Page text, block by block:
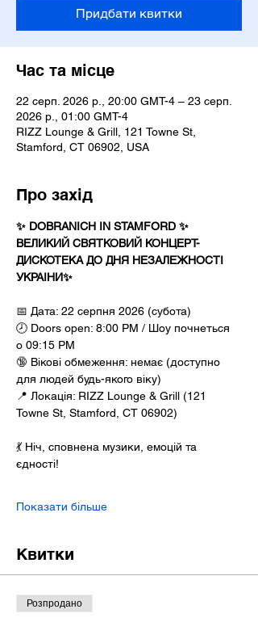
Придбати квитки
Час та місце
22 серп. 2026 р., 20:00 GMT-4 – 23 серп.
2026 р., 01:00 GMT-4
RIZZ Lounge & Grill, 121 Towne St,
Stamford, CT 06902, USA
Про захід
✨ DOBRANICH IN STAMFORD ✨
ВЕЛИКИЙ СВЯТКОВИЙ КОНЦЕРТ-
ДИСКОТЕКА ДО ДНЯ НЕЗАЛЕЖНОСТІ
УКРАІНИ✨
📅 Дата: 22 серпня 2026 (субота)
🕗 Doors open: 8:00 PM / Шоу почнеться
о 09:15 PM
🔞 Вікові обмеження: немає (доступно
для людей будь-якого віку)
📍 Локація: RIZZ Lounge & Grill (121
Towne St, Stamford, CT 06902)
💃 Ніч, сповнена музики, емоцій та
єдності!
Показати більше
Квитки
Розпродано